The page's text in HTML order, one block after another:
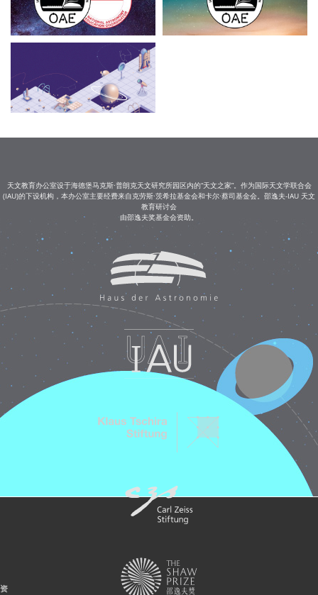
天文教育办公室设于海德堡马克斯·普朗克天文研究所园区内的“天文之家”。作为国际天文学联合会
(IAU)的下设机构，本办公室主要经费来自克劳斯·茨希拉基金会和卡尔·蔡司基金会。邵逸夫-IAU 天文
教育研讨会
由邵逸夫奖基金会资助。
资